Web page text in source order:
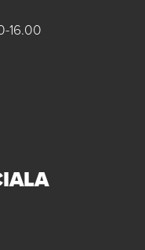
16.00